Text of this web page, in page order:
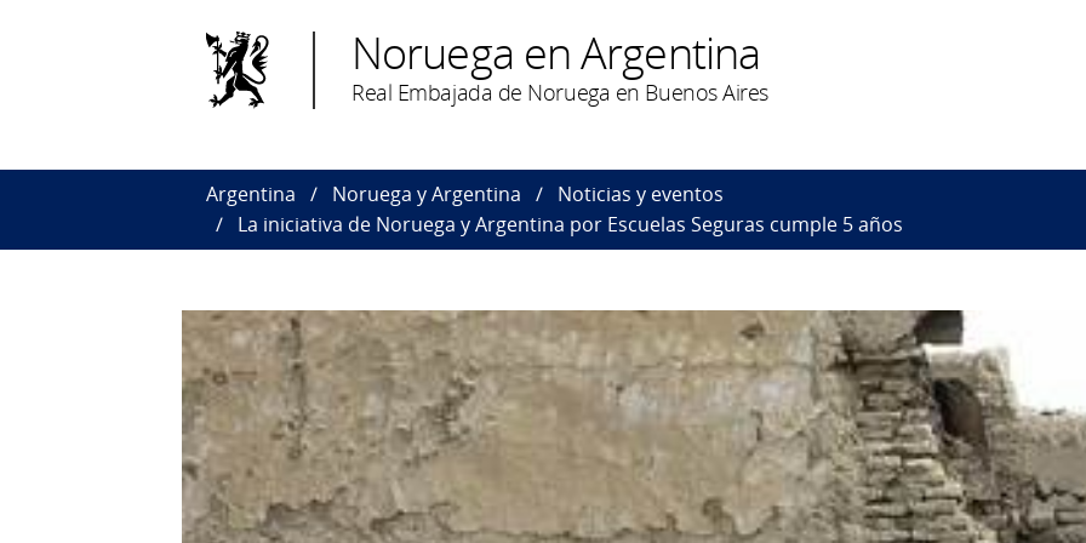
Noruega en Argentina
Real Embajada de Noruega en Buenos Aires
Argentina Noruega y Argentina
Noticias y eventos
La iniciativa de Noruega y Argentina por Escuelas Seguras cumple 5 años